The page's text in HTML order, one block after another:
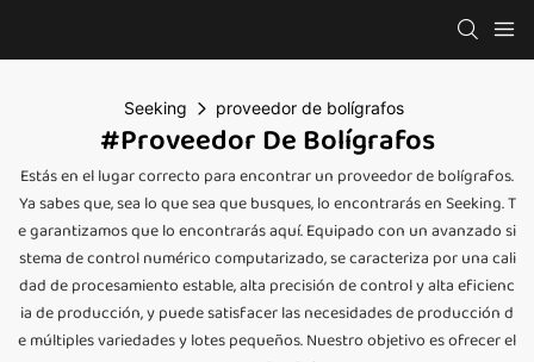
Seeking proveedor de bolígrafos
#proveedor De Bolígrafos
Estás en el lugar correcto para encontrar un proveedor de bolígrafos.
Ya sabes que, sea lo que sea que busques, lo encontrarás en Seeking. T
e garantizamos que lo encontrarás aquí. Equipado con un avanzado si
stema de control numérico computarizado, se caracteriza por una cali
dad de procesamiento estable, alta precisión de control y alta eficienc
ia de producción, y puede satisfacer las necesidades de producción d
e múltiples variedades y lotes pequeños. Nuestro objetivo es ofrecer el